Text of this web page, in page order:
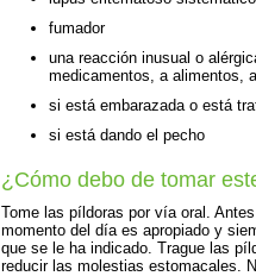
fumador
una reacción inusual o
medicamentos, a alimentos,
si está embarazada o está
si está dando el pecho
¿Cómo debo de tomar
Tome las píldoras por vía oral.
momento del día es apropiado y
que se le ha indicado. Trague las
reducir las molestias estomacales.